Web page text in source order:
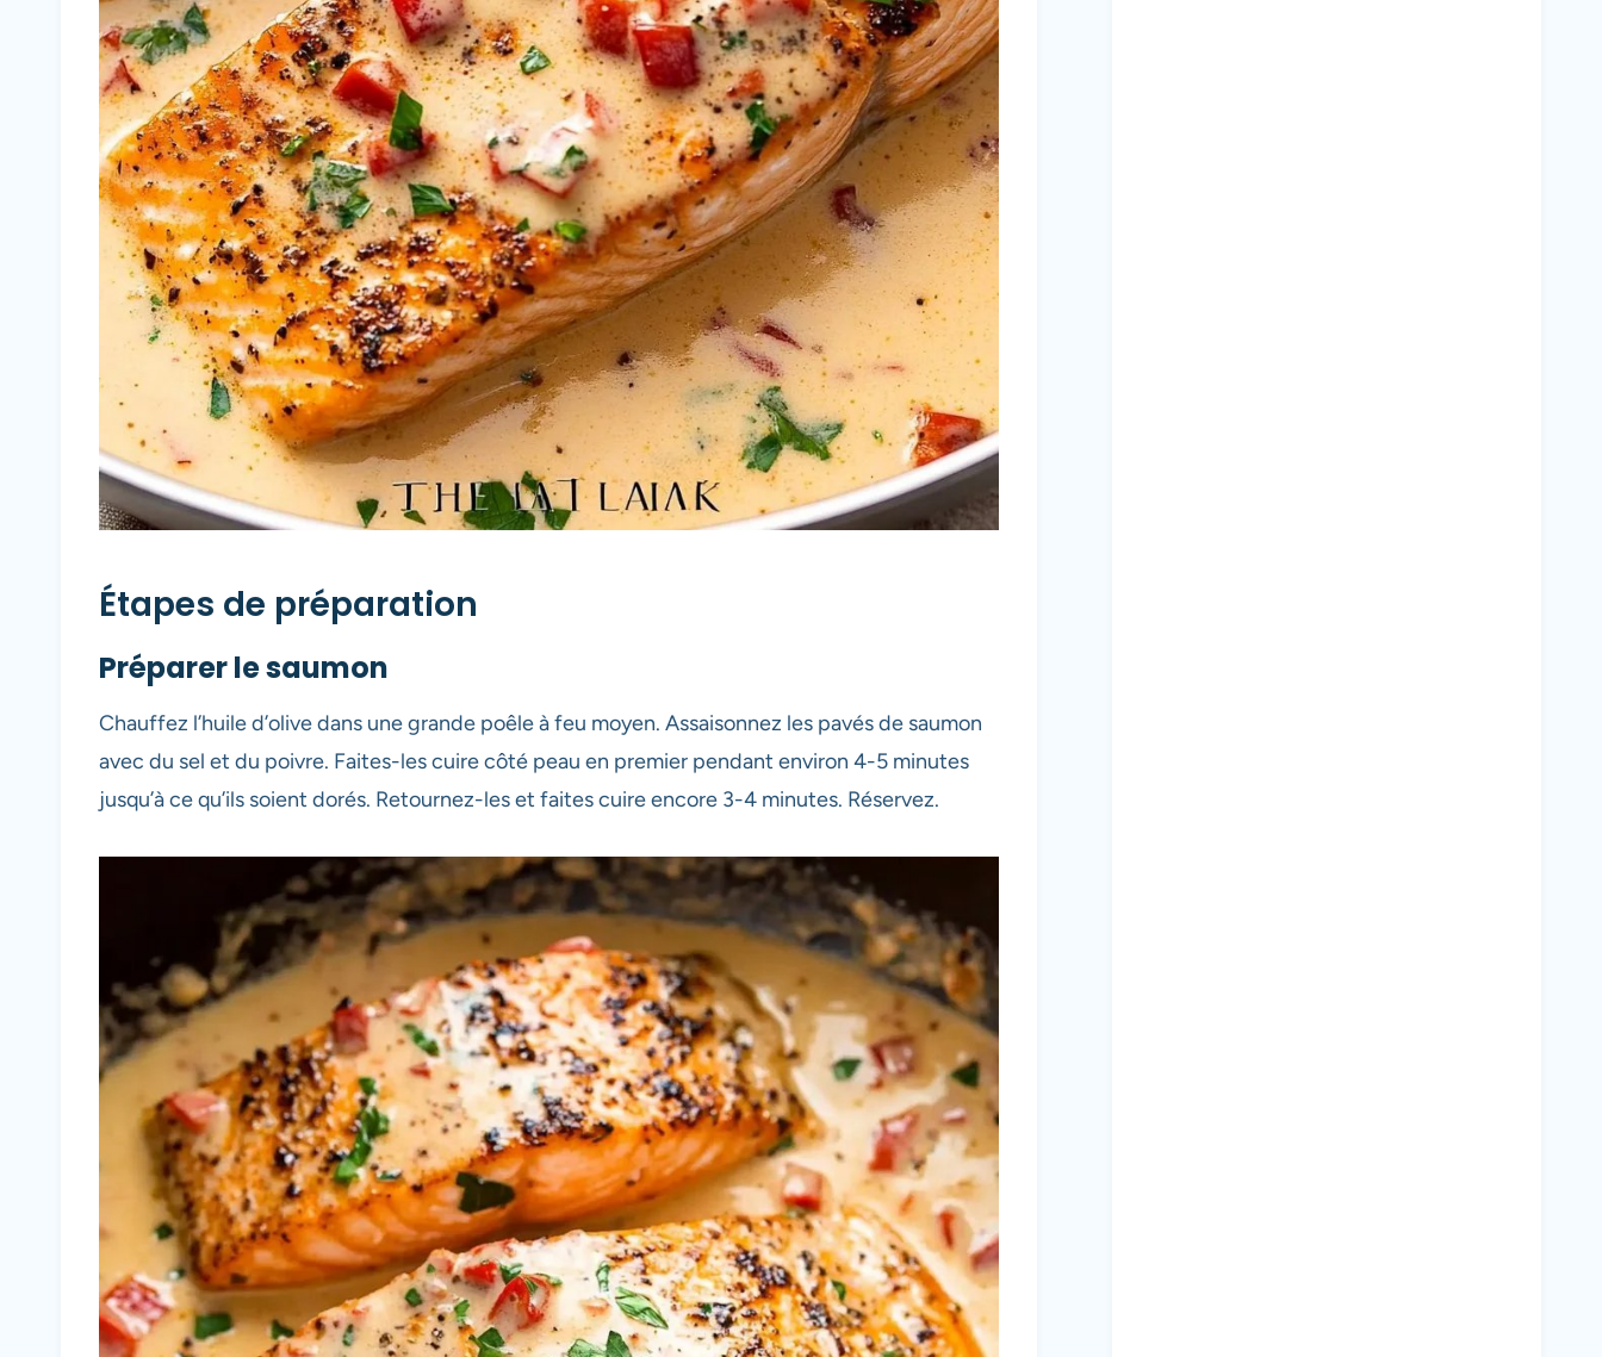
Étapes de préparation
Préparer le saumon
Chauffez l’huile d’olive dans une grande poêle à feu moyen. Assaisonnez les pavés de saumon
avec du sel et du poivre. Faites-les cuire côté peau en premier pendant environ 4-5 minutes
jusqu’à ce qu’ils soient dorés. Retournez-les et faites cuire encore 3-4 minutes. Réservez.